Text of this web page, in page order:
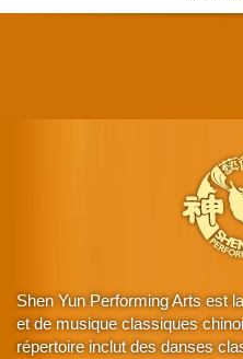
Shen Yun Performing Arts est
et de musique classiques
répertoire inclut des danses